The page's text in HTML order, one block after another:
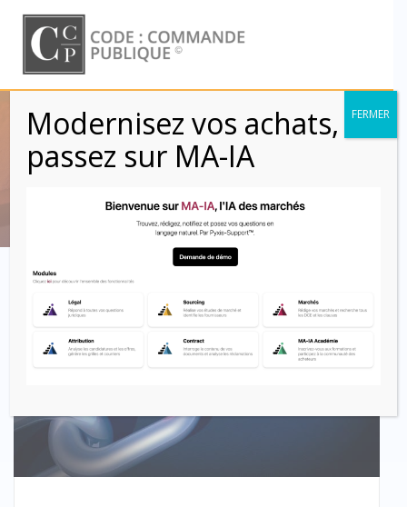
to
content
Mois :mai 2024
Modernisez vos achats,
passez sur MA-IA
FERMER